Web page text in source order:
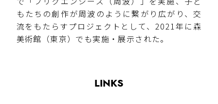
もたちの創作が周波のように繋がり広がり、交
流をもたらすプロジェクトとして、2021年に森
美術館（東京）でも実施・展示された。
LINKS